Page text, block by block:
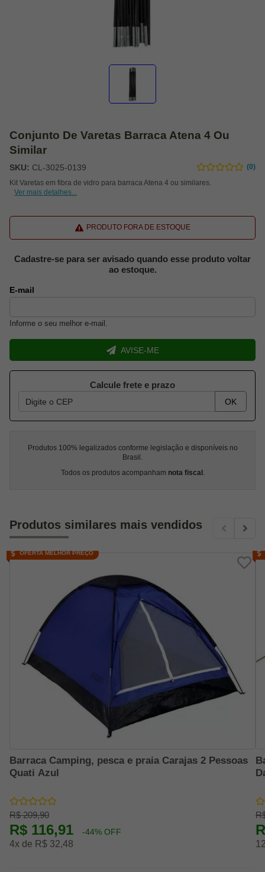
Conjunto De Varetas Barraca Atena 4 Ou
Similar
SKU: CL-3025-0139
(0)
Kit Varetas em fibra de vidro para barraca Atena 4 ou similares.
Ver mais detalhes...
PRODUTO FORA DE ESTOQUE
Cadastre-se para ser avisado quando esse produto voltar
ao estoque.
E-mail
Informe o seu melhor e-mail.
AVISE-ME
Calcule frete e prazo
OK
Produtos 100% legalizados conforme legislação e disponíveis no
Brasil.
Todos os produtos acompanham nota fiscal .
Produtos similares mais vendidos
Barraca Camping, pesca e praia Carajas 2 Pessoas
Quati Azul
R$ 209,90
R$ 116,91 -44% OFF
4x de R$ 32,48
OFERTA MELHOR PREÇO